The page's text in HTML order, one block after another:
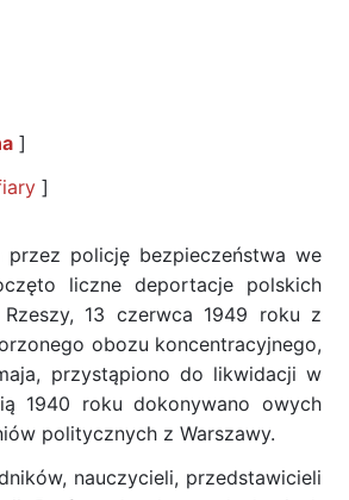
]
]
przez policję bezpieczeństwa we
liczne deportacje polskich
13 czerwca 1949 roku z
obozu koncentracyjnego,
przystąpiono do likwidacji w
1940 roku dokonywano owych
politycznych z Warszawy.
nauczycieli, przedstawicieli